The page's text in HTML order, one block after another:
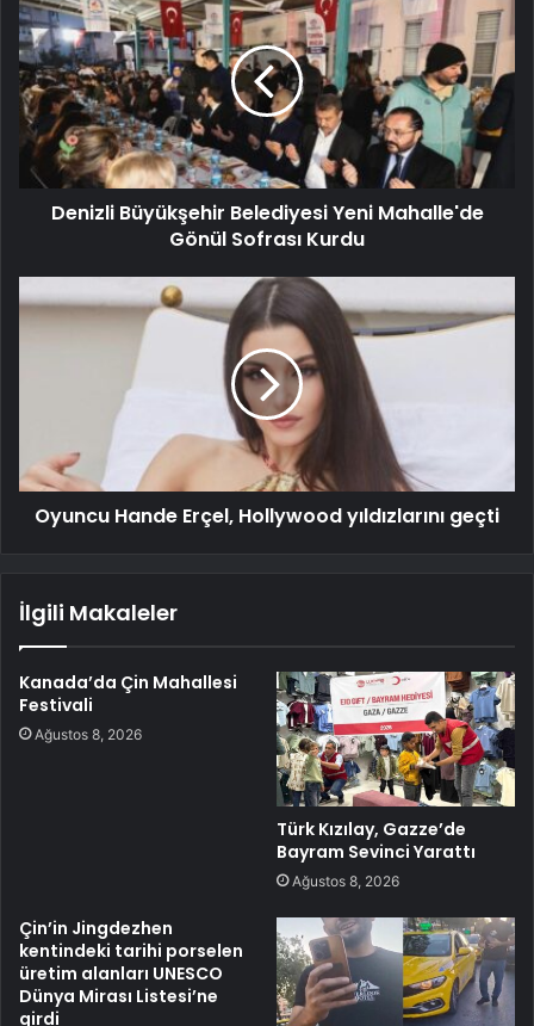
Denizli Büyükşehir Belediyesi Yeni Mahalle'de
Gönül Sofrası Kurdu
Oyuncu Hande Erçel, Hollywood yıldızlarını geçti
İlgili Makaleler
Kanada’da Çin Mahallesi
Festivali
Ağustos 8, 2026
Türk Kızılay, Gazze’de
Bayram Sevinci Yarattı
Ağustos 8, 2026
Çin’in Jingdezhen
kentindeki tarihi porselen
üretim alanları UNESCO
Dünya Mirası Listesi’ne
girdi